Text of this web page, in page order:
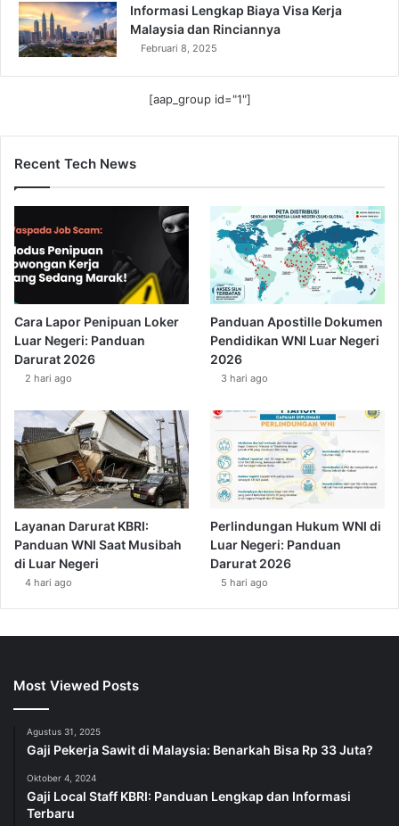
Informasi Lengkap Biaya Visa Kerja
Malaysia dan Rinciannya
Februari 8, 2025
[aap_group id="1"]
Recent Tech News
Cara Lapor Penipuan Loker
Luar Negeri: Panduan
Darurat 2026
2 hari ago
Panduan Apostille Dokumen
Pendidikan WNI Luar Negeri
2026
3 hari ago
Layanan Darurat KBRI:
Panduan WNI Saat Musibah
di Luar Negeri
4 hari ago
Perlindungan Hukum WNI di
Luar Negeri: Panduan
Darurat 2026
5 hari ago
Most Viewed Posts
Agustus 31, 2025
Gaji Pekerja Sawit di Malaysia: Benarkah Bisa Rp 33 Juta?
Oktober 4, 2024
Gaji Local Staff KBRI: Panduan Lengkap dan Informasi
Terbaru